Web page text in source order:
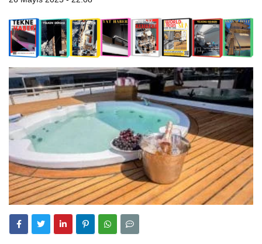
8:45 Eriş Pervane Üretim ve Tamirde Yelken Haber’de